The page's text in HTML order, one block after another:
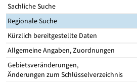
Sachliche Suche
Regionale Suche
Kürzlich bereitgestellte Daten
Allgemeine Angaben, Zuordnungen
Gebietsveränderungen,
Änderungen zum Schlüsselverzeichnis